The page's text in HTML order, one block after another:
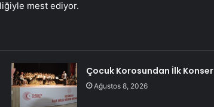
mest ediyor.
Çocuk Korosundan İlk Konser
Ağustos 8, 2026